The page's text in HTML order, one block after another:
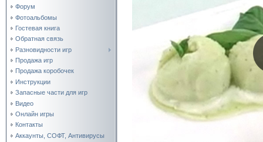
Форум
Фотоальбомы
Гостевая книга
Обратная связь
Разновидности игр
Продажа игр
Продажа коробочек
Инструкции
Запасные части для игр
Видео
Онлайн игры
Контакты
Аккаунты, СОФТ, Антивирусы